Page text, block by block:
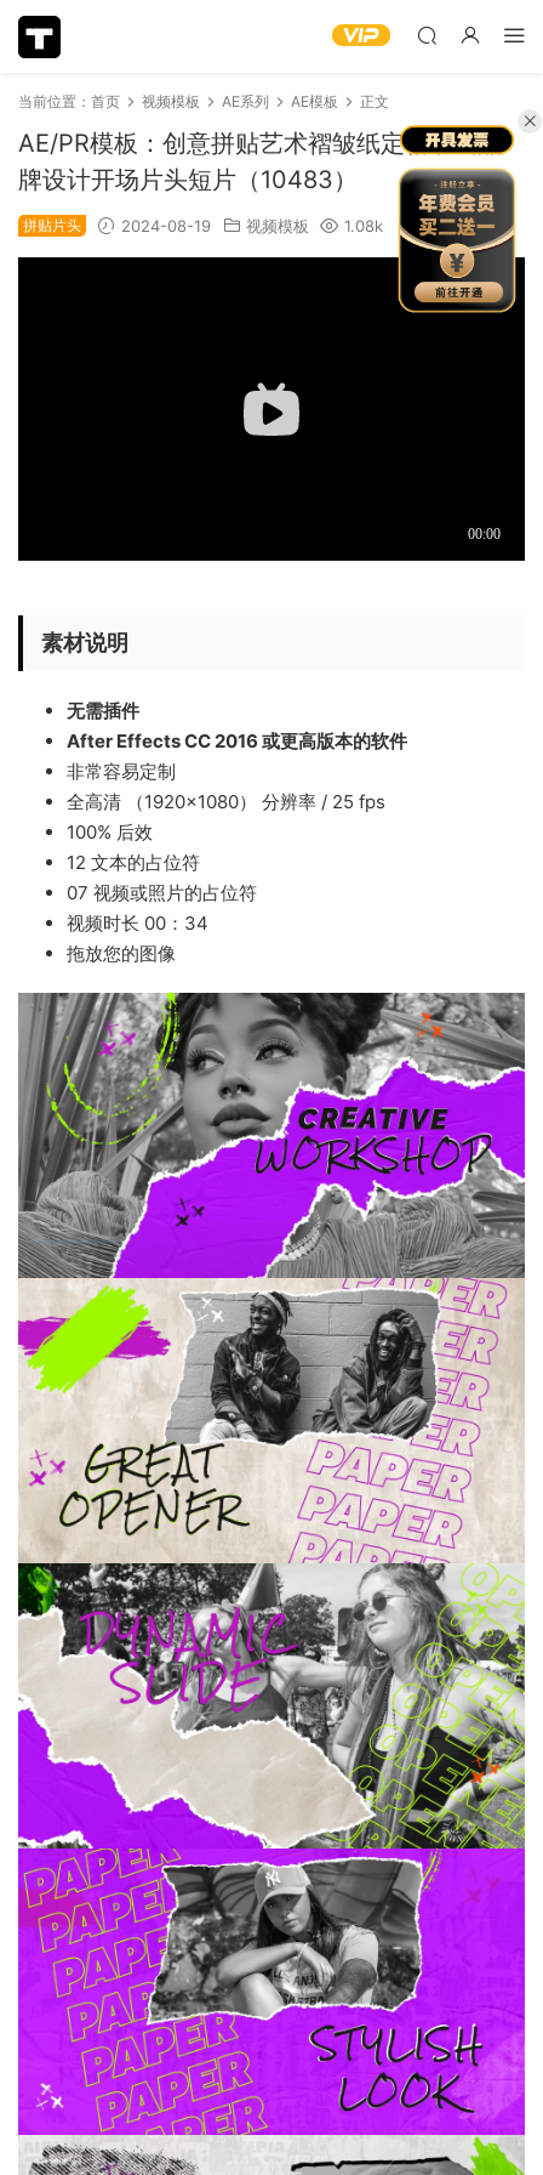
当前位置： 首页 视频模板 AE系列 AE模板 正文
AE/PR模板：创意拼贴艺术褶皱纸定格动画品
牌设计开场片头短片（10483）
拼贴片头 2024-08-19 视频模板 1.08k
素材说明
无需插件
After Effects CC 2016 或更高版本的软件
非常容易定制
全高清 （1920×1080） 分辨率 / 25 fps
100% 后效
12 文本的占位符
07 视频或照片的占位符
视频时长 00：34
拖放您的图像